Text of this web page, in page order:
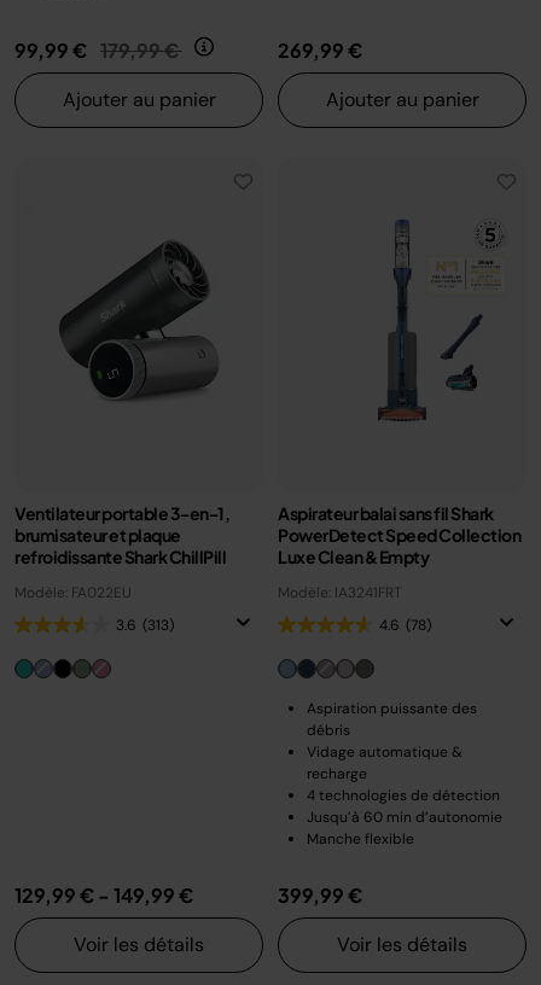
99,99 € Prix réduit de
179,99 € au
Ajouter au panier
269,99 €
Ajouter au panier
Ventilateur portable 3-en-1,
brumisateur et plaque
refroidissante Shark ChillPill
Modèle: FA022EU
3.6 (313)
129,99 €- 149,99 €
Voir les détails
Aspirateur balai sans fil Shark
PowerDetect Speed Collection
Luxe Clean & Empty
Modèle: IA3241FRT
4.6 (78)
Aspiration puissante des
débris
Vidage automatique &
recharge
4 technologies de détection
Jusqu’à 60 min d’autonomie
Manche flexible
399,99 €
Voir les détails